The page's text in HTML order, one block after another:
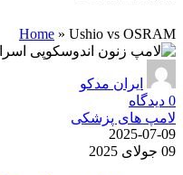
Home » Ushio vs OSRAM
ایران مدکو
0 دیدگاه
لامپ های پزشکی
2025-07-09
09 جولای 2025